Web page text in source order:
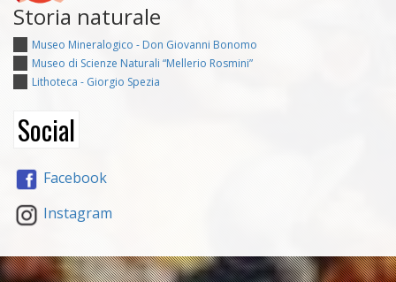
Storia naturale
Museo Mineralogico - Don Giovanni Bonomo
Museo di Scienze Naturali “Mellerio Rosmini”
Lithoteca - Giorgio Spezia
Social
Facebook
Instagram